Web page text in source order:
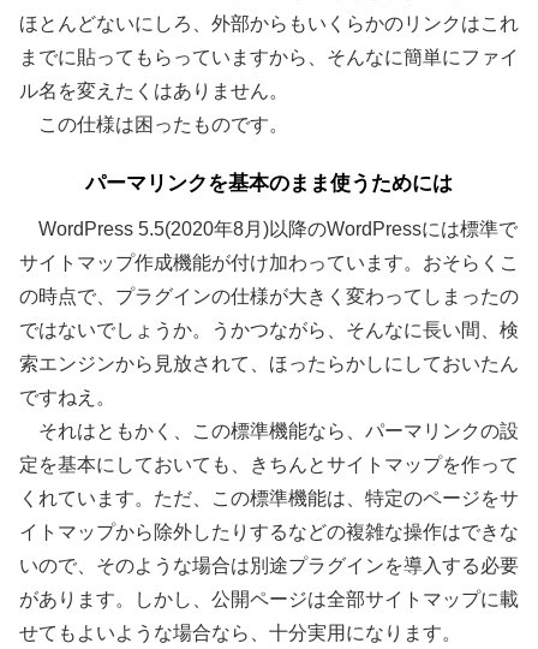
ほとんどないにしろ、外部からもいくらかのリンクはこれ
までに貼ってもらっていますから、そんなに簡単にファイ
ル名を変えたくはありません。
この仕様は困ったものです。
パーマリンクを基本のまま使うためには
WordPress 5.5(2020年8月)以降のWordPressには標準で
サイトマップ作成機能が付け加わっています。おそらくこ
の時点で、プラグインの仕様が大きく変わってしまったの
ではないでしょうか。うかつながら、そんなに長い間、検
索エンジンから見放されて、ほったらかしにしておいたん
ですねえ。
それはともかく、この標準機能なら、パーマリンクの設
定を基本にしておいても、きちんとサイトマップを作って
くれています。ただ、この標準機能は、特定のページをサ
イトマップから除外したりするなどの複雑な操作はできな
いので、そのような場合は別途プラグインを導入する必要
があります。しかし、公開ページは全部サイトマップに載
せてもよいような場合なら、十分実用になります。